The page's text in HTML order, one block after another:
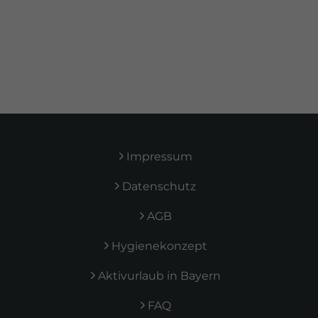
Impressum
Datenschutz
AGB
Hygienekonzept
Aktivurlaub in Bayern
FAQ